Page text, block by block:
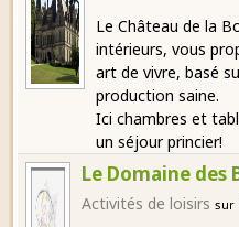
Le Château de la
intérieurs, vous
art de vivre, basé
production saine.
Ici chambres et
un séjour princier!
Le Domaine des
Activités de loisirs sur